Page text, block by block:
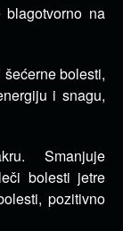
na
bolesti,
i snagu,
Smanjuje
bolesti jetre
pozitivno